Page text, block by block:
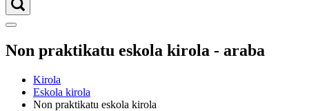
Non praktikatu eskola kirola - araba
Kirola
Eskola kirola
Non praktikatu eskola kirola